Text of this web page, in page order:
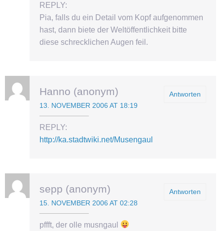
REPLY:
Pia, falls du ein Detail vom Kopf aufgenommen
hast, dann biete der Weltöffentlichkeit bitte
diese schrecklichen Augen feil.
Antworten
Hanno (anonym)
13. NOVEMBER 2006 AT 18:19
REPLY:
http://ka.stadtwiki.net/Musengaul
Antworten
sepp (anonym)
15. NOVEMBER 2006 AT 02:28
pffft, der olle musngaul